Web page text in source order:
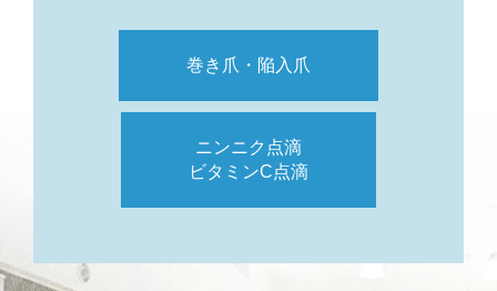
巻き爪・陥入爪
ニンニク点滴
ビタミンC点滴